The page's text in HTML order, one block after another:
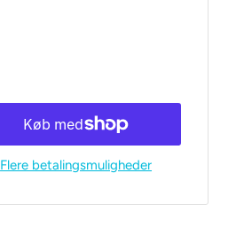
Flere betalingsmuligheder